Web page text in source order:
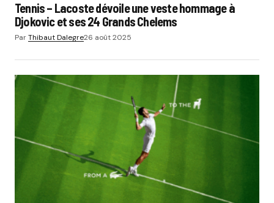
Tennis – Lacoste dévoile une veste hommage à
Djokovic et ses 24 Grands Chelems
ParThibaut Dalegre26 août 2025